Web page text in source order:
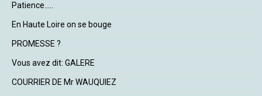
Patience.....
En Haute Loire on se bouge
PROMESSE ?
Vous avez dit: GALERE
COURRIER DE Mr WAUQUIEZ